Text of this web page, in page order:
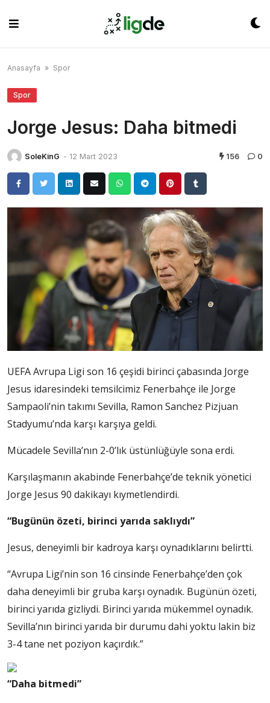
content
Anasayfa » Spor
Spor
Jorge Jesus: Daha bitmedi
SoleKinG - 12 Mart 2023 156 0
UEFA Avrupa Ligi son 16 çeşidi birinci çabasında Jorge
Jesus idaresindeki temsilcimiz Fenerbahçe ile Jorge
Sampaoli’nin takımı Sevilla, Ramon Sanchez Pizjuan
Stadyumu’nda karşı karşıya geldi.
Mücadele Sevilla’nın 2-0’lık üstünlüğüyle sona erdi.
Karşılaşmanın akabinde Fenerbahçe’de teknik yönetici
Jorge Jesus 90 dakikayı kıymetlendirdi.
“Bugünün özeti, birinci yarıda saklıydı”
Jesus, deneyimli bir kadroya karşı oynadıklarını belirtti.
“Avrupa Ligi’nin son 16 cinsinde Fenerbahçe’den çok
daha deneyimli bir gruba karşı oynadık. Bugünün özeti,
birinci yarıda gizliydi. Birinci yarıda mükemmel oynadık.
Sevilla’nın birinci yarıda bir durumu dahi yoktu lakin biz
3-4 tane net poziyon kaçırdık.”
“Daha bitmedi”